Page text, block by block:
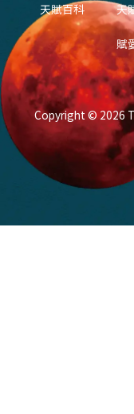
天賦百科 天
賦
Copyright © 2026